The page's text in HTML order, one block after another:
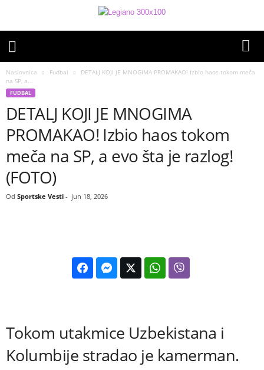
Naslovnica Fudbal
DETALJ KOJI JE MNOGIMA PROMAKAO! Izbio haos tokom meča
na SP, a...
FUDBAL
DETALJ KOJI JE MNOGIMA
PROMAKAO! Izbio haos tokom
meča na SP, a evo šta je razlog!
(FOTO)
Od Sportske Vesti - jun 18, 2026
Tokom utakmice Uzbekistana i
Kolumbije stradao je kamerman.